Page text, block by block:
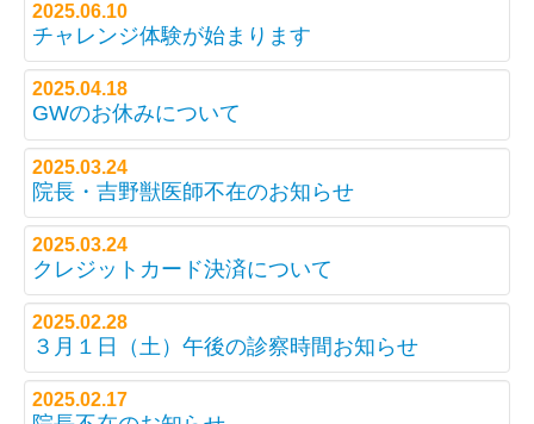
2025.06.10
チャレンジ体験が始まります
2025.04.18
GWのお休みについて
2025.03.24
院長・吉野獣医師不在のお知らせ
2025.03.24
クレジットカード決済について
2025.02.28
３月１日（土）午後の診察時間お知らせ
2025.02.17